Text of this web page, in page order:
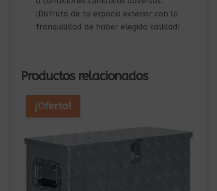
¡Disfruta de tu espacio exterior con la
tranquilidad de haber elegido calidad!
Productos relacionados
¡Oferta!